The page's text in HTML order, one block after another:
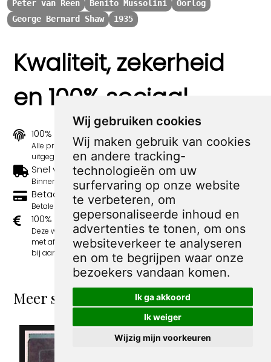
Wij gebruiken cookies
Wij maken gebruik van cookies
en andere tracking-
technologieën om uw
surfervaring op onze website
te verbeteren, om
gepersonaliseerde inhoud en
advertenties te tonen, om ons
websiteverkeer te analyseren
en om te begrijpen waar onze
bezoekers vandaan komen.
Ik ga akkoord
Ik weiger
Wijzig mijn voorkeuren
Peter van Reen Benito Mussolini
Oorlog
George Bernard Shaw
1935
Kwaliteit, zekerheid
en 100% sociaal
100% origineel
Alle prints zijn 100% origineel in de jaren 1910-1920
uitgegeven.
Snel verzonden
Binnen 3 werkdagen wordt je print verstuurd.
Betaal veilig en eenvoudig
Betalen kan met iDeal, Credit Card en Paypal.
100% sociaal
Deze webshop wordt volledig gerund door jongens
met afstand tot de arbeidsmarkt. Je bestelling draagt
bij aan hun welzijn en toekomstplannen!
Meer spotprenten van Peter van Reen